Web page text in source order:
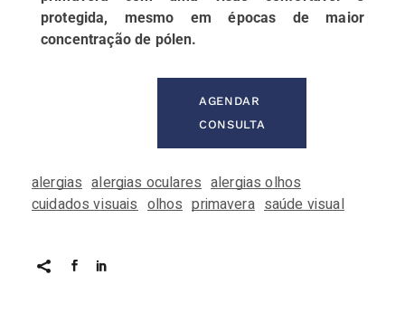
protegida, mesmo em épocas de maior
concentração de pólen.
AGENDAR
CONSULTA
alergias alergias oculares alergias olhos
cuidados visuais olhos primavera saúde visual